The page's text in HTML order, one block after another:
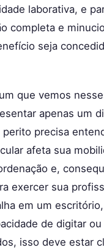
laborativa, e
completa e
seja
que vemos
apenas um
precisa
afeta sua
e,
exercer sua
em um
de digitar
isso deve estar